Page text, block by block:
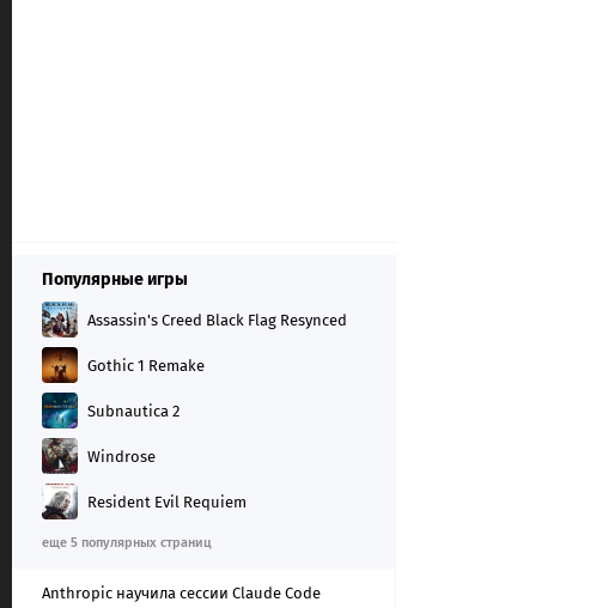
Популярные игры
Assassin's Creed Black Flag Resynced
Gothic 1 Remake
Subnautica 2
Windrose
Resident Evil Requiem
еще 5 популярных страниц
Anthropic научила сессии Claude Code